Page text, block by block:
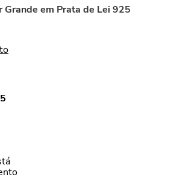
em Prata de Lei 925